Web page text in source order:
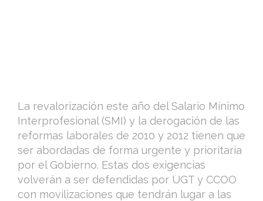
La revalorización este año del Salario Mínimo
Interprofesional (SMI) y la derogación de las
reformas laborales de 2010 y 2012 tienen que
ser abordadas de forma urgente y prioritaria
por el Gobierno. Estas dos exigencias
volverán a ser defendidas por UGT y CCOO
con movilizaciones que tendrán lugar a las